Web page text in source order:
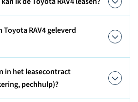
Toyota RAV4 geleverd
in het leasecontract
pechhulp)?